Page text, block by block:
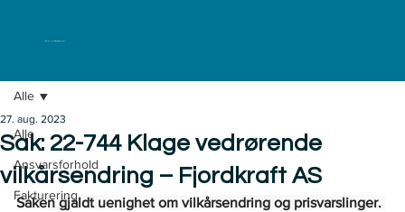
ELKLAGENEMNDA
Alle
Ansvarsforhold
Fakturering
Alle
Sak: 22-744 Klage vedrørende
vilkårsendring – Fjordkraft AS
27. aug. 2023
Saken gjaldt uenighet om vilkårsendring og prisvarslinger.